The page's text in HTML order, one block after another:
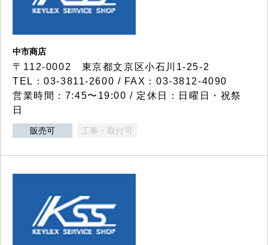
中市商店
〒112-0002 東京都文京区小石川1-25-2
TEL：03-3811-2600 / FAX：03-3812-4090
営業時間：7:45〜19:00 / 定休日：日曜日・祝祭
日
販売可 工事・取付可